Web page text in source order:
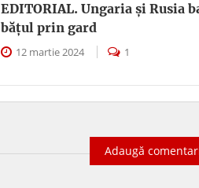
EDITORIAL. Ungaria şi Rusia
băţul prin gard
12 martie 2024 1
Adaugă